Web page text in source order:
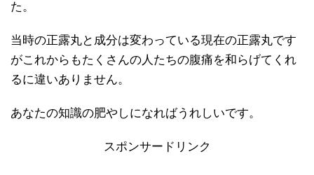
た。
当時の正露丸と成分は変わっている現在の正露丸です
がこれからもたくさんの人たちの腹痛を和らげてくれ
るに違いありません。
あなたの知識の肥やしになればうれしいです。
スポンサードリンク